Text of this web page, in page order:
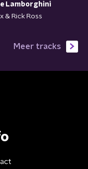
Lamborghini
& Rick Ross
Meer tracks